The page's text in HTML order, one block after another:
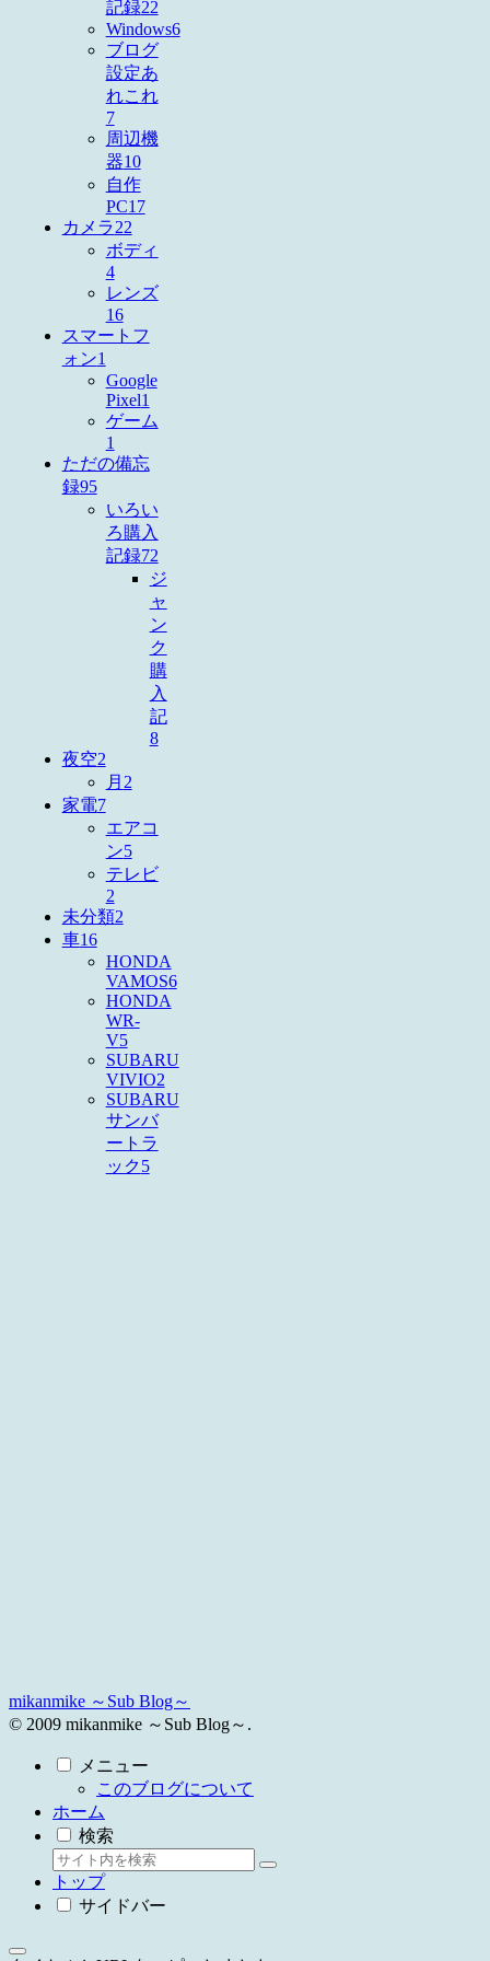
記録22
Windows6
ブログ
設定あ
れこれ
7
周辺機
器10
自作
PC17
カメラ22
ボディ
4
レンズ
16
スマートフ
ォン1
Google
Pixel1
ゲーム
1
ただの備忘
録95
いろい
ろ購入
記録72
ジ
ャ
ン
ク
購
入
記
8
夜空2
月 2
家電7
エアコ
ン5
テレビ
2
未分類2
車16
HONDA
VAMOS6
HONDA
WR-
V5
SUBARU
VIVIO2
SUBARU
サンバ
ートラ
ック5
mikanmike ～Sub Blog～
© 2009 mikanmike ～Sub Blog～.
メニュー
このブログについて
ホーム
検索
トップ
サイドバー